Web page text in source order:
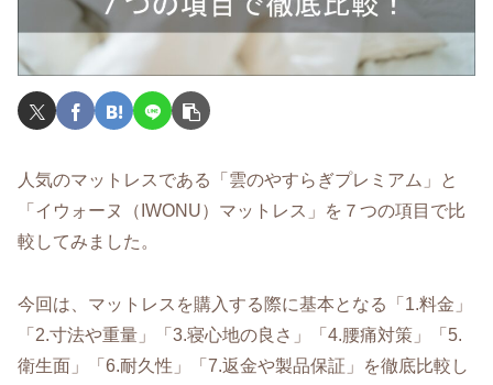
人気のマットレスである「雲のやすらぎプレミアム」と
「イウォーヌ（IWONU）マットレス」を７つの項目で比
較してみました。
今回は、マットレスを購入する際に基本となる「1.料金」
「2.寸法や重量」「3.寝心地の良さ」「4.腰痛対策」「5.
衛生面」「6.耐久性」「7.返金や製品保証」を徹底比較し